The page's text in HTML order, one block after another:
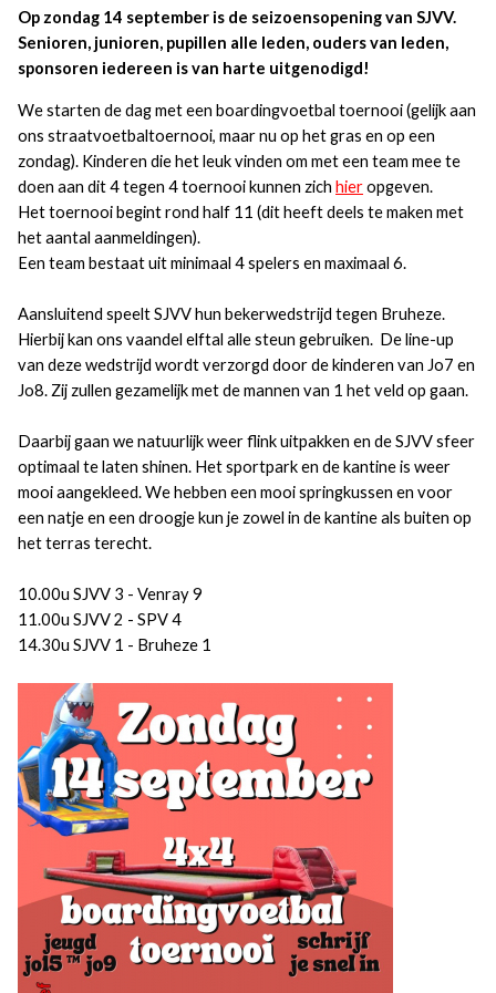
Op zondag 14 september is de seizoensopening van SJVV.
Senioren, junioren, pupillen alle leden, ouders van leden,
sponsoren iedereen is van harte uitgenodigd!
We starten de dag met een boardingvoetbal toernooi (gelijk aan
ons straatvoetbaltoernooi, maar nu op het gras en op een
zondag). Kinderen die het leuk vinden om met een team mee te
doen aan dit 4 tegen 4 toernooi kunnen zich hieropgeven.
Het toernooi begint rond half 11 (dit heeft deels te maken met
het aantal aanmeldingen).
Een team bestaat uit minimaal 4 spelers en maximaal 6.
Aansluitend speelt SJVV hun bekerwedstrijd tegen Bruheze.
Hierbij kan ons vaandel elftal alle steun gebruiken. De line-up
van deze wedstrijd wordt verzorgd door de kinderen van Jo7 en
Jo8. Zij zullen gezamelijk met de mannen van 1 het veld op gaan.
Daarbij gaan we natuurlijk weer flink uitpakken en de SJVV sfeer
optimaal te laten shinen. Het sportpark en de kantine is weer
mooi aangekleed. We hebben een mooi springkussen en voor
een natje en een droogje kun je zowel in de kantine als buiten op
het terras terecht.
10.00u SJVV 3 - Venray 9
11.00u SJVV 2 - SPV 4
14.30u SJVV 1 - Bruheze 1